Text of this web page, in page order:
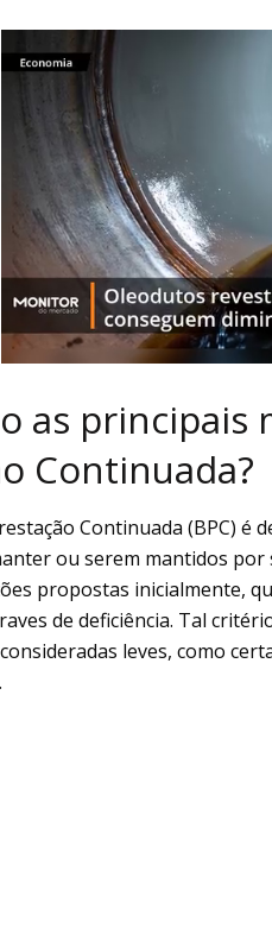
as principais
Continuada?
Continuada (BPC) é
ou serem mantidos por
propostas inicialmente,
de deficiência. Tal
leves, como